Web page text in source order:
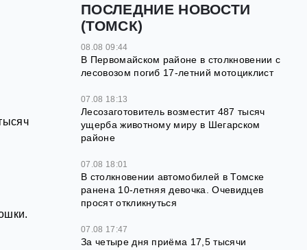
ПОСЛЕДНИЕ НОВОСТИ
(ТОМСК)
08.08 09:44
В Первомайском районе в столкновении с
лесовозом погиб 17-летний мотоциклист
07.08 18:13
Лесозаготовитель возместит 487 тысяч
ущерба животному миру в Шегарском
районе
07.08 18:01
В столкновении автомобилей в Томске
ранена 10-летняя девочка. Очевидцев
просят откликнуться
07.08 17:47
За четыре дня приёма 17,5 тысячи